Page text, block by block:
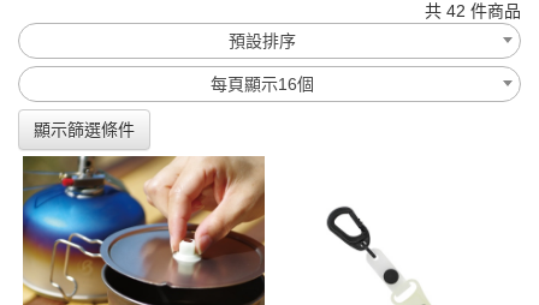
共 42 件商品
預設排序
每頁顯示16個
顯示篩選條件